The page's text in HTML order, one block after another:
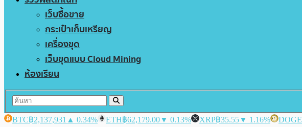
เว็บซื้อขาย
กระเป๋าเก็บเหรียญ
เครื่องขุด
เว็บขุดแบบ Cloud Mining
ห้องเรียน
BTC฿2,137,931 ▲ 0.34% ETH฿62,179.00▼ 0.13% XRP฿35.55▼ 1.16% DOGE